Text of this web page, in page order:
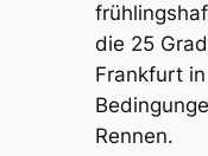
die 25
Frankfurt
Rennen.